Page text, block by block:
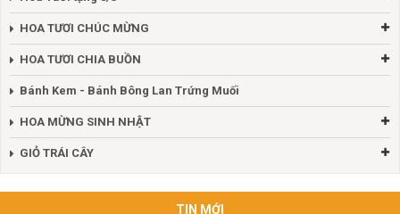
Hoa Tươi tặng 8/3
Bánh Kem - Bánh Bông Lan Trứng Muối
HOA MỪNG SINH NHẬT